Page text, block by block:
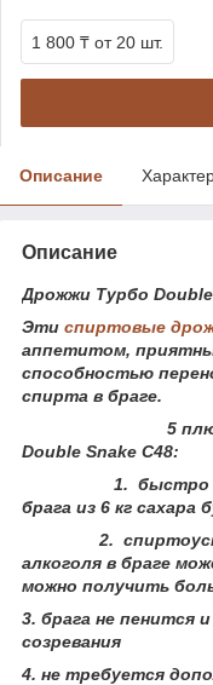
1 800 ₸ от 20 шт.
Описание
Описание
Дрожжи Турбо Double
Эти спиртовые
аппетитом,
способностью
спирта в браге.
5 плюсов
Double Snake C48:
1. быстро
брага из 6 кг сахара
2.
алкоголя в браге
можно получить
3. брага не пенится
созревания
4. не требуется